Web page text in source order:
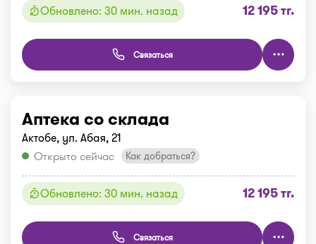
Обновлено: 30 мин. назад 12 195 тг.
Связаться
Аптека со склада
Актобе, ул. Абая, 21
Открыто сейчас
Как добраться?
Обновлено: 30 мин. назад 12 195 тг.
Связаться